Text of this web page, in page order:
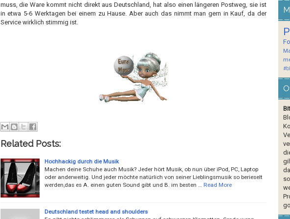
muss, die Ware kommt nicht direkt aus Deutschland, hat also einen längeren Postweg, sie ist
in etwa 5-6 Werktagen bei einem zu Hause. Aber auch das nimmt man gern in Kauf, da der
Service wirklich stimmig ist.
Related Posts:
Hochhackig durch die Musik
Machen deine Schuhe auch Musik? Jeder hört Musik, ob nun über iPod, PC, Laptop
oder anderweitig. Und jeder möchte natürlich von seiner Lieblingsmusik so berieselt
werden,das es A. einen guten Sound gibt und B. im besten …
Read More
Deutschland testet head and shoulders